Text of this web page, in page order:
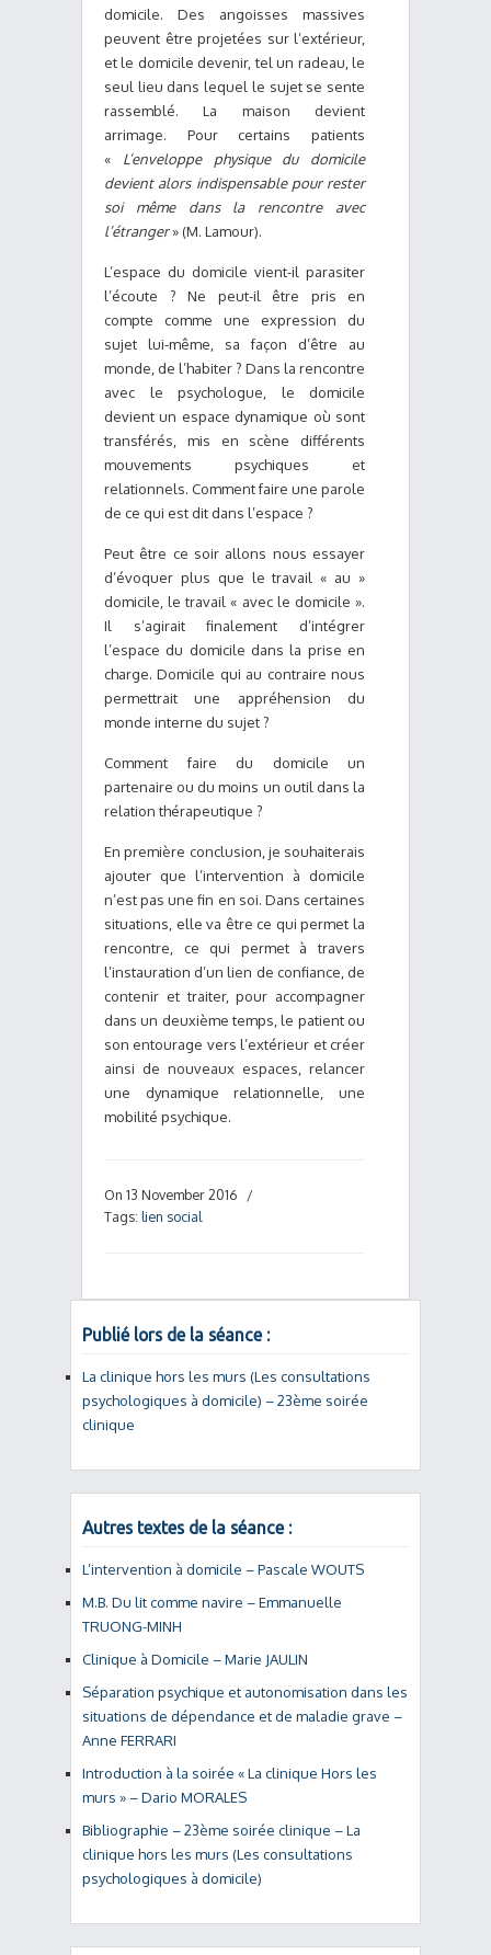
domicile. Des angoisses massives
peuvent être projetées sur l’extérieur,
et le domicile devenir, tel un radeau, le
seul lieu dans lequel le sujet se sente
rassemblé. La maison devient
arrimage. Pour certains patients
« L’enveloppe physique du domicile
devient alors indispensable pour rester
soi même dans la rencontre avec
l’étranger» (M. Lamour).
L’espace du domicile vient-il parasiter
l’écoute ? Ne peut-il être pris en
compte comme une expression du
sujet lui-même, sa façon d’être au
monde, de l’habiter ? Dans la rencontre
avec le psychologue, le domicile
devient un espace dynamique où sont
transférés, mis en scène différents
mouvements psychiques et
relationnels. Comment faire une parole
de ce qui est dit dans l’espace ?
Peut être ce soir allons nous essayer
d’évoquer plus que le travail « au »
domicile, le travail « avec le domicile ».
Il s’agirait finalement d’intégrer
l’espace du domicile dans la prise en
charge. Domicile qui au contraire nous
permettrait une appréhension du
monde interne du sujet ?
Comment faire du domicile un
partenaire ou du moins un outil dans la
relation thérapeutique ?
En première conclusion, je souhaiterais
ajouter que l’intervention à domicile
n’est pas une fin en soi. Dans certaines
situations, elle va être ce qui permet la
rencontre, ce qui permet à travers
l’instauration d’un lien de confiance, de
contenir et traiter, pour accompagner
dans un deuxième temps, le patient ou
son entourage vers l’extérieur et créer
ainsi de nouveaux espaces, relancer
une dynamique relationnelle, une
mobilité psychique.
On 13 November 2016
/
Tags: lien social
Publié lors de la séance :
La clinique hors les murs (Les consultations
psychologiques à domicile) – 23ème soirée
clinique
Autres textes de la séance :
L’intervention à domicile – Pascale WOUTS
M.B. Du lit comme navire – Emmanuelle
TRUONG-MINH
Clinique à Domicile – Marie JAULIN
Séparation psychique et autonomisation dans les
situations de dépendance et de maladie grave –
Anne FERRARI
Introduction à la soirée « La clinique Hors les
murs » – Dario MORALES
Bibliographie – 23ème soirée clinique – La
clinique hors les murs (Les consultations
psychologiques à domicile)